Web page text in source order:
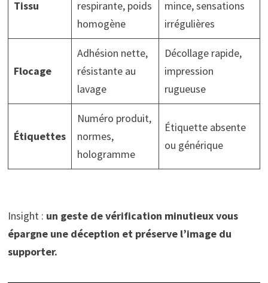
Tissu
respirante, poids
homogène
mince, sensations
irrégulières
Flocage
Adhésion nette,
résistante au
lavage
Décollage rapide,
impression
rugueuse
Étiquettes
Numéro produit,
normes,
hologramme
Étiquette absente
ou générique
Insight : un geste de vérification minutieux vous
épargne une déception et préserve l’image du
supporter.